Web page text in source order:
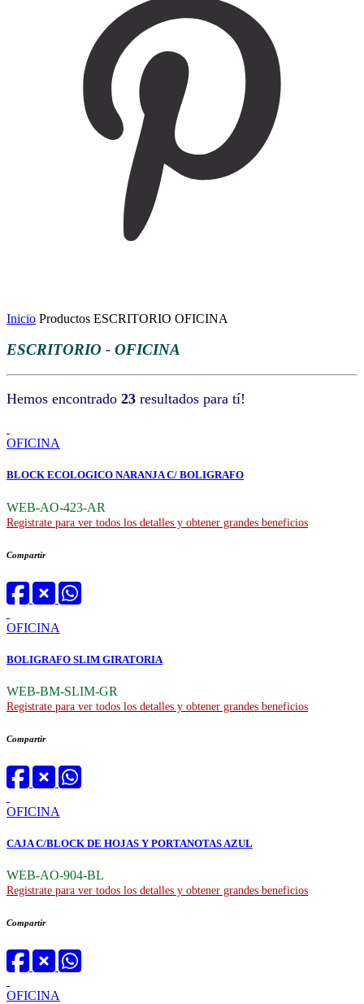
Inicio Productos ESCRITORIO OFICINA
ESCRITORIO - OFICINA
Hemos encontrado 23 resultados para tí!
OFICINA
BLOCK ECOLOGICO NARANJA C/ BOLIGRAFO
WEB-AO-423-AR
Registrate para ver todos los detalles y obtener grandes beneficios
Compartir
OFICINA
BOLIGRAFO SLIM GIRATORIA
WEB-BM-SLIM-GR
Registrate para ver todos los detalles y obtener grandes beneficios
Compartir
OFICINA
CAJA C/BLOCK DE HOJAS Y PORTANOTAS AZUL
WEB-AO-904-BL
Registrate para ver todos los detalles y obtener grandes beneficios
Compartir
OFICINA